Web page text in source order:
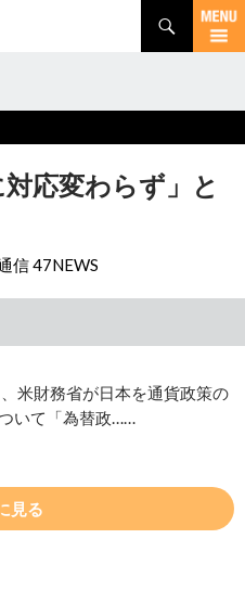
対応変わらず」と
信 47NEWS
米財務省が日本を通貨政策の
いて「為替政……
見る